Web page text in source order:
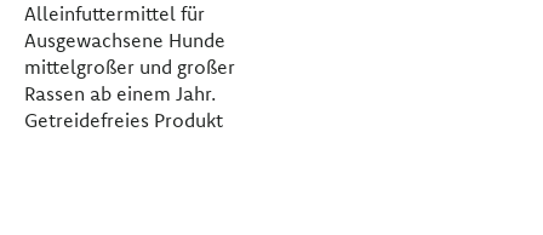
Alleinfuttermittel für
Ausgewachsene Hunde
mittelgroßer und großer
Rassen ab einem Jahr.
Getreidefreies Produkt